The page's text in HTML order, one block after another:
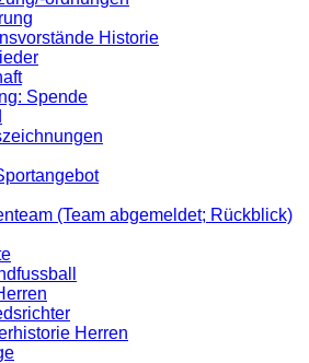
Historie
Spende
(Team abgemeldet; Rückblick)
Herren